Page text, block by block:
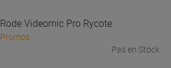
RodeVideomic Pro Rycote
Promos
Pas en Stock